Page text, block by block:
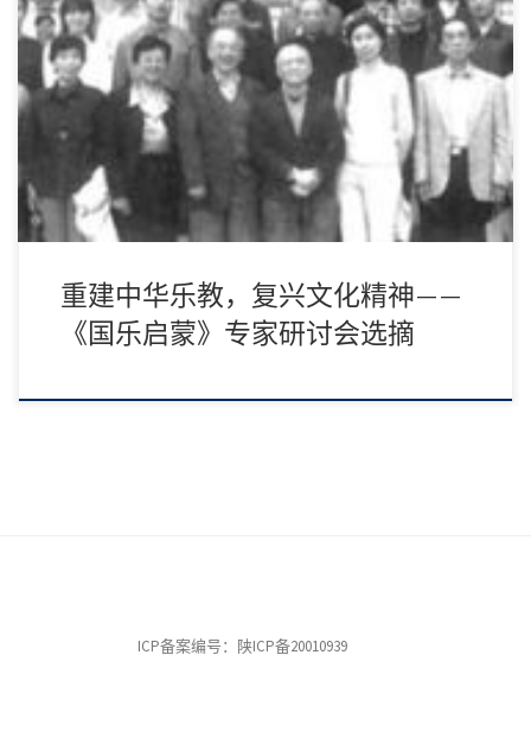
重建中华乐教，复兴文化精神——
《国乐启蒙》专家研讨会选摘
ICP备案编号：陕ICP备20010939